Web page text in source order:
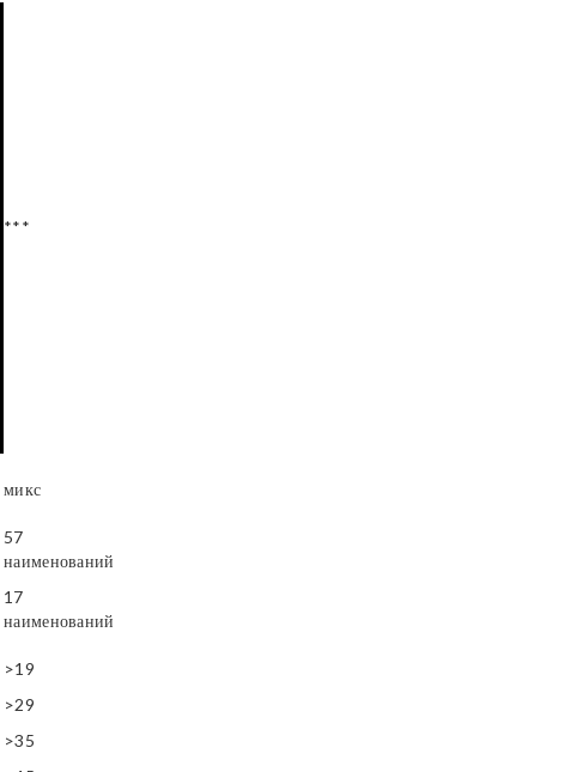
***
микс
57
наименований
17
наименований
>19
>29
>35